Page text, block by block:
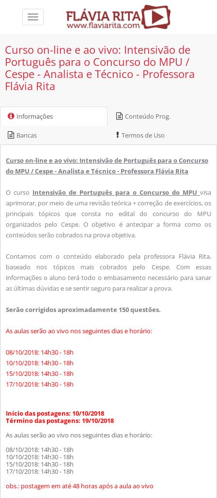
Toggle
Curso on-line e ao vivo: Intensivão de
Português para o Concurso do MPU /
Cespe - Analista e Técnico - Professora
Flávia Rita
Informações Conteúdo Prog.
Bancas Termos de Uso
Curso on-line e ao vivo: Intensivão de Português para o Concurso
do MPU / Cespe - Analista e Técnico - Professora Flávia Rita
O curso Intensivão de Português para o Concurso do MPUvisa
aprimorar, por meio de uma revisão teórica + correção de exercícios, os
principais tópicos que consta no edital do concurso do MPU
organizados pelo Cespe. O objetivo é antecipar a forma como os
conteúdos serão cobrados na prova objetiva.
Contamos com o conteúdo elaborado pela professora Flávia Rita,
baseado nos tópicos mais cobrados pelo Cespe. Com essas
informações o aluno terá todo o embasamento necessário para sanar
as últimas dúvidas e se sentir seguro para realizar a prova.
Serão corrigidos aproximadamente 150 questões.
As aulas serão ao vivo nos seguintes dias e horário:
08/10/2018: 14h30 - 18h
10/10/2018: 14h30 - 18h
15/10/2018: 14h30 - 18h
17/10/2018: 14h30 - 18h
Início das postagens: 10/10/2018
Término das postagens: 19/10/2018
As aulas serão ao vivo nos seguintes dias e horário:
08/10/2018: 14h30 - 18h
10/10/2018: 14h30 - 18h
15/10/2018: 14h30 - 18h
17/10/2018: 14h30 - 18h
obs.: postagem em até 48 horas após a aula ao vivo